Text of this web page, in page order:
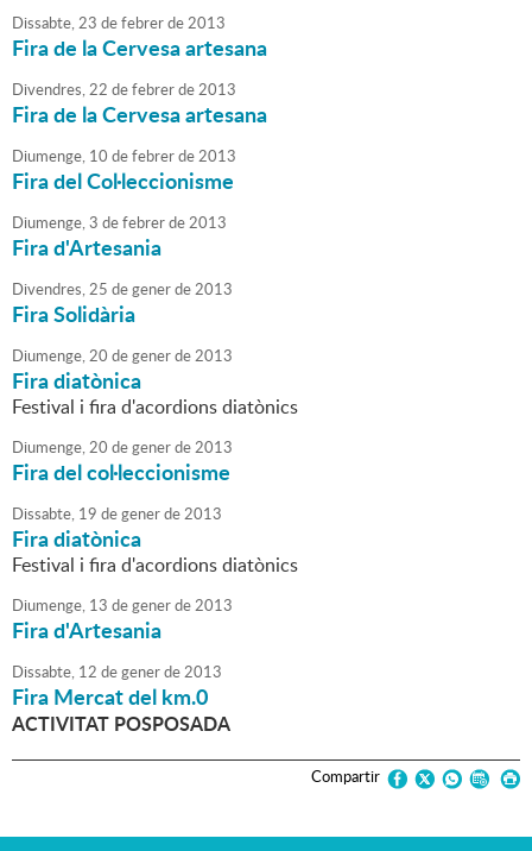
Dissabte,23 defebrerde2013
Fira de la Cervesa artesana
Divendres,22 defebrerde2013
Fira de la Cervesa artesana
Diumenge, 10 defebrerde2013
Fira del Col·leccionisme
Diumenge,3 defebrerde2013
Fira d'Artesania
Divendres,25 degenerde2013
Fira Solidària
Diumenge,20 degenerde2013
Fira diatònica
Festival i fira d'acordions diatònics
Diumenge,20 degenerde2013
Fira del col·leccionisme
Dissabte, 19 degenerde2013
Fira diatònica
Festival i fira d'acordions diatònics
Diumenge, 13 degenerde2013
Fira d'Artesania
Dissabte, 12 degenerde2013
Fira Mercat del km.0
ACTIVITAT POSPOSADA
Compartir